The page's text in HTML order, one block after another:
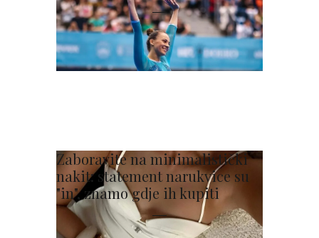
Zaboravite na minimalistički
nakit: statement narukvice su
"in", znamo gdje ih kupiti